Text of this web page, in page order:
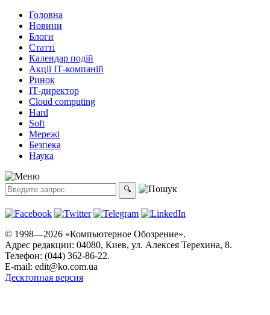
Головна
Новини
Блоги
Статті
Календар подій
Акції ІТ-компаній
Ринок
ІТ-директор
Cloud computing
Hard
Soft
Мережі
Безпека
Наука
© 1998—2026 «Компьютерное Обозрение».
Адрес редакции: 04080, Киев, ул. Алексея Терехина, 8.
Телефон: (044) 362-86-22.
E-mail: edit@ko.com.ua
Десктопная версия